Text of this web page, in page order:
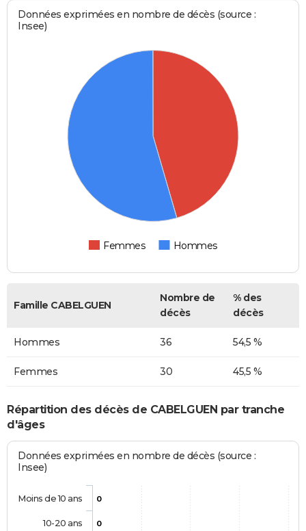
Données exprimées en nombre de décès (source :
Insee)
Femmes Hommes
Famille CABELGUEN
Nombre de
décès
% des
décès
Hommes 36 54,5 %
Femmes 30 45,5 %
Répartition des décès de CABELGUEN par tranche
d'âges
Données exprimées en nombre de décès (source :
Insee)
0
0
Moins de 10 ans
10-20 ans